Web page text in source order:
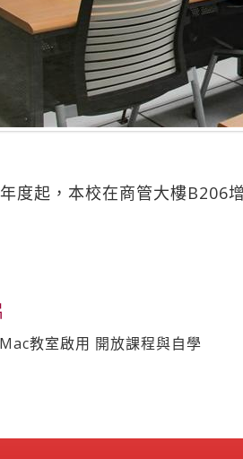
度起，本校在商管大樓B206
教室啟用 開放課程與自學